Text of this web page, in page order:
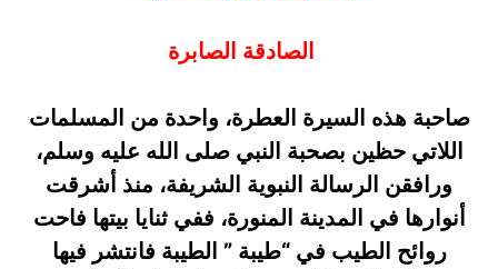
الصادقة الصابرة
صاحبة هذه السيرة العطرة، واحدة من المسلمات
اللاتي حظين بصحبة النبي صلى الله عليه وسلم،
ورافقن الرسالة النبوية الشريفة، منذ أشرقت
أنوارها في المدينة المنورة، ففي ثنايا بيتها فاحت
روائح الطيب في “طيبة ” الطيبة فانتشر فيها